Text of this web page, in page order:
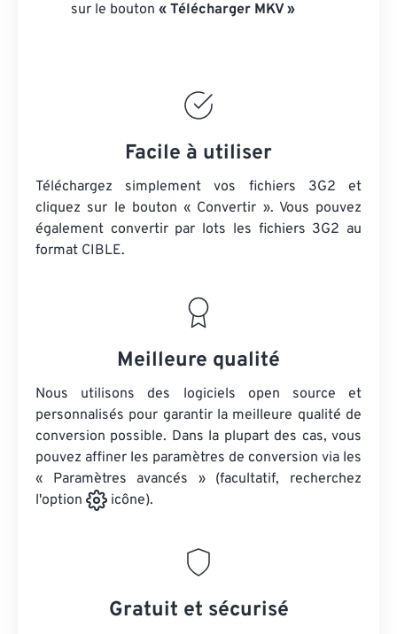
sur le bouton « Télécharger MKV »
Facile à utiliser
Téléchargez simplement vos fichiers 3G2 et
cliquez sur le bouton « Convertir ». Vous pouvez
également convertir par lots les fichiers 3G2 au
format CIBLE.
Meilleure qualité
Nous utilisons des logiciels open source et
personnalisés pour garantir la meilleure qualité de
conversion possible. Dans la plupart des cas, vous
pouvez affiner les paramètres de conversion via les
« Paramètres avancés » (facultatif, recherchez
l'option
icône).
Gratuit et sécurisé